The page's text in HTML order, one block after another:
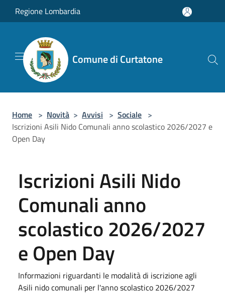
Salta al contenuto principale
Regione Lombardia
Comune di Curtatone
Home > Novità > Avvisi > Sociale >
Iscrizioni Asili Nido Comunali anno scolastico 2026/2027 e
Open Day
Iscrizioni Asili Nido
Comunali anno
scolastico 2026/2027
e Open Day
Informazioni riguardanti le modalità di iscrizione agli
Asili nido comunali per l'anno scolastico 2026/2027